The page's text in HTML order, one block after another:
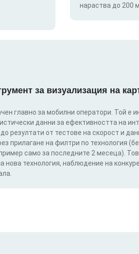
нараства до 200
за визуализация на
главно за мобилни оператори. Той е
данни за ефективността на
резултати от тестове на скорост и
прилагане на филтри по технология
само за последните 2 месеца).
нова технология, наблюдение на